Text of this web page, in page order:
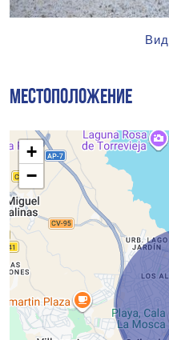
Вид
МЕСТОПОЛОЖЕНИЕ
+
−